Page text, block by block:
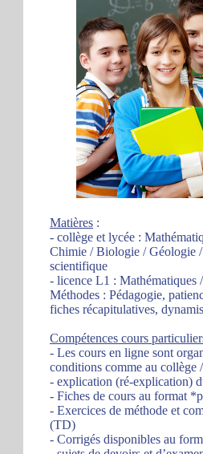
Matières :
- collège et lycée :
Chimie / Biologie / Géologie
scientifique
- licence L1 : Mathématiques
Méthodes : Pédagogie,
fiches récapitulatives,
Compétences cours
- Les cours en ligne sont
conditions comme au collège
- explication (ré-explication)
- Fiches de cours au format
- Exercices de méthode et
(TD)
- Corrigés disponibles au